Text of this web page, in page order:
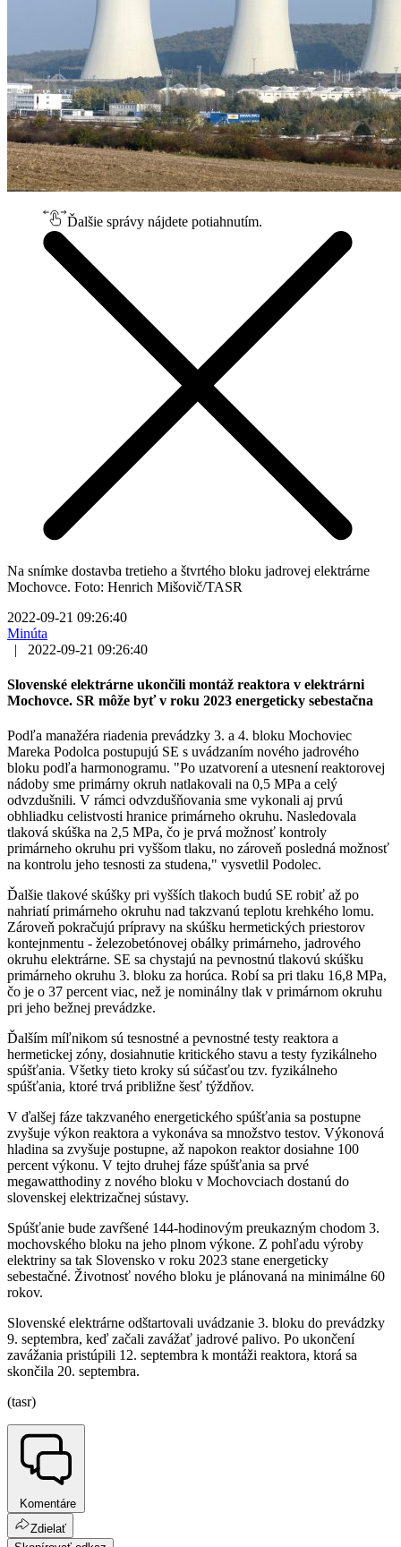
Ďalšie správy nájdete potiahnutím.
Na snímke dostavba tretieho a štvrtého bloku jadrovej elektrárne
Mochovce. Foto: Henrich Mišovič/TASR
2022-09-21 09:26:40
Minúta
|
2022-09-21 09:26:40
Slovenské elektrárne ukončili montáž reaktora v elektrárni
Mochovce. SR môže byť v roku 2023 energeticky sebestačna
Podľa manažéra riadenia prevádzky 3. a 4. bloku Mochoviec
Mareka Podolca postupujú SE s uvádzaním nového jadrového
bloku podľa harmonogramu. "Po uzatvorení a utesnení reaktorovej
nádoby sme primárny okruh natlakovali na 0,5 MPa a celý
odvzdušnili. V rámci odvzdušňovania sme vykonali aj prvú
obhliadku celistvosti hranice primárneho okruhu. Nasledovala
tlaková skúška na 2,5 MPa, čo je prvá možnosť kontroly
primárneho okruhu pri vyššom tlaku, no zároveň posledná možnosť
na kontrolu jeho tesnosti za studena," vysvetlil Podolec.
Ďalšie tlakové skúšky pri vyšších tlakoch budú SE robiť až po
nahriatí primárneho okruhu nad takzvanú teplotu krehkého lomu.
Zároveň pokračujú prípravy na skúšku hermetických priestorov
kontejnmentu - železobetónovej obálky primárneho, jadrového
okruhu elektrárne. SE sa chystajú na pevnostnú tlakovú skúšku
primárneho okruhu 3. bloku za horúca. Robí sa pri tlaku 16,8 MPa,
čo je o 37 percent viac, než je nominálny tlak v primárnom okruhu
pri jeho bežnej prevádzke.
Ďalším míľnikom sú tesnostné a pevnostné testy reaktora a
hermetickej zóny, dosiahnutie kritického stavu a testy fyzikálneho
spúšťania. Všetky tieto kroky sú súčasťou tzv. fyzikálneho
spúšťania, ktoré trvá približne šesť týždňov.
V ďalšej fáze takzvaného energetického spúšťania sa postupne
zvyšuje výkon reaktora a vykonáva sa množstvo testov. Výkonová
hladina sa zvyšuje postupne, až napokon reaktor dosiahne 100
percent výkonu. V tejto druhej fáze spúšťania sa prvé
megawatthodiny z nového bloku v Mochovciach dostanú do
slovenskej elektrizačnej sústavy.
Spúšťanie bude zavŕšené 144-hodinovým preukazným chodom 3.
mochovského bloku na jeho plnom výkone. Z pohľadu výroby
elektriny sa tak Slovensko v roku 2023 stane energeticky
sebestačné. Životnosť nového bloku je plánovaná na minimálne 60
rokov.
Slovenské elektrárne odštartovali uvádzanie 3. bloku do prevádzky
9. septembra, keď začali zavážať jadrové palivo. Po ukončení
zavážania pristúpili 12. septembra k montáži reaktora, ktorá sa
skončila 20. septembra.
(tasr)
Komentáre
Zdielať